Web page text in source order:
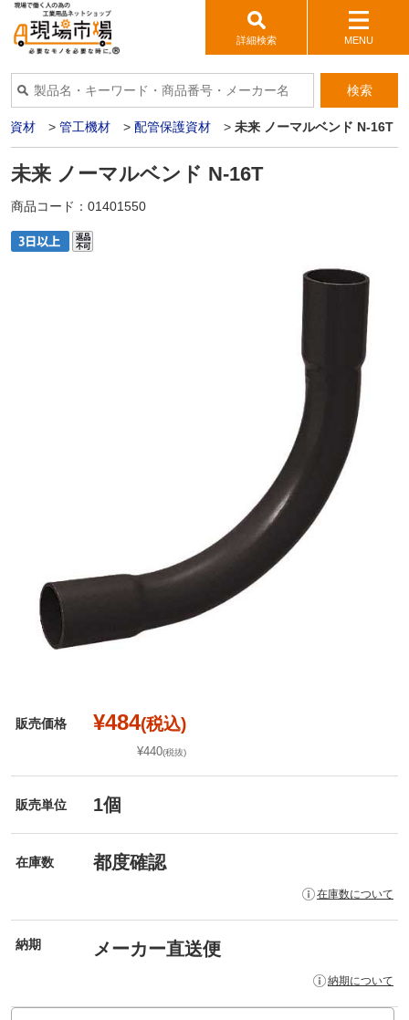
詳細検索 MENU
検索
資材 > 管工機材 > 配管保護資材 > 未来 ノーマルベンド N-16T
未来 ノーマルベンド N-16T
商品コード： 01401550
販売価格 ¥484(税込)
¥440(税抜)
販売単位 1個
在庫数 都度確認
在庫数について
納期 メーカー直送便
納期について